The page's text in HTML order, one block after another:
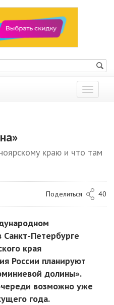
Показать
меню
краю и что там
Поделиться 40
Петербурге
края
России планируют
долины».
возможно уже
года.